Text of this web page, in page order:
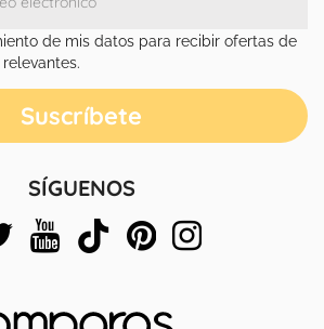
de mis datos para recibir ofertas de
SÍGUENOS